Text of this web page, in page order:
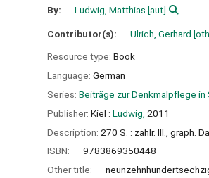
By: Ludwig, Matthias [aut]
Contributor(s): Ulrich, Gerhard
Resource type: Book
Language: German
Series: Beiträge zur Denkmalpflege
Publisher: Kiel : Ludwig, 2011
Description: 270 S. : zahlr. Ill., graph.
ISBN:
9783869350448
Other title: